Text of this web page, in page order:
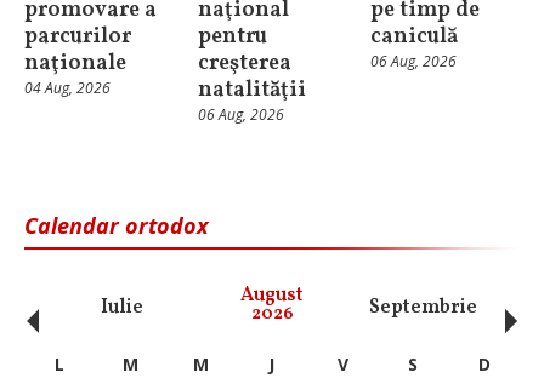
promovare a
parcurilor
naţionale
04 Aug, 2026
naţional
pentru
creşterea
natalităţii
06 Aug, 2026
pe timp de
caniculă
06 Aug, 2026
Calendar ortodox
Iulie August
2026 Septembrie
‹ L M M J V S
D